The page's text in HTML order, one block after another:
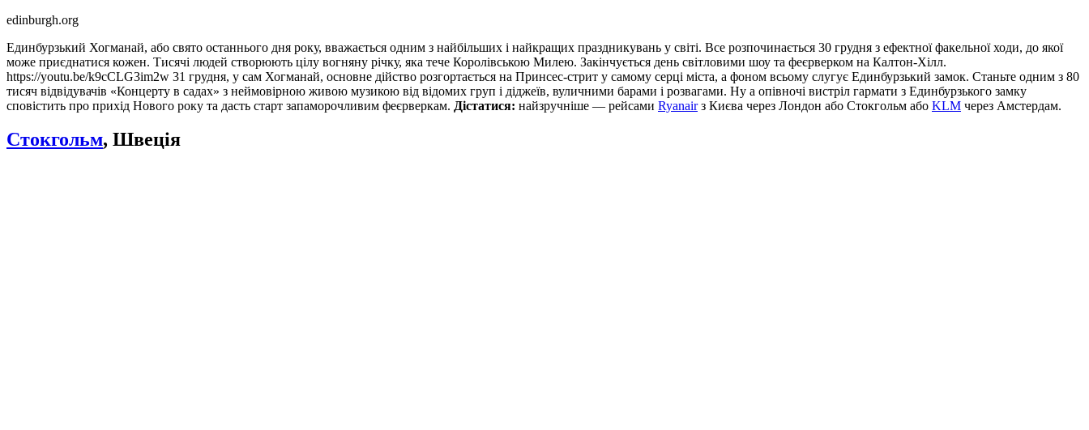
edinburgh.org
Единбурзький Хогманай, або свято останнього дня року, вважається одним з найбільших і найкращих праздникувань у світі. Все розпочинається 30 грудня з ефектної факельної ходи, до якої
може приєднатися кожен. Тисячі людей створюють цілу вогняну річку, яка тече Королівською Милею. Закінчується день світловими шоу та феєрверком на Калтон-Хілл.
https://youtu.be/k9cCLG3im2w 31 грудня, у сам Хогманай, основне дійство розгортається на Принсес-стрит у самому серці міста, а фоном всьому слугує Единбурзький замок. Станьте одним з 80
тисяч відвідувачів «Концерту в садах» з неймовірною живою музикою від відомих груп і діджеїв, вуличними барами і розвагами. Ну а опівночі вистріл гармати з Единбурзького замку
сповістить про прихід Нового року та дасть старт запаморочливим феєрверкам. Дістатися: найзручніше — рейсами Ryanairз Києва через Лондон або Стокгольм або KLM через Амстердам.
Стокгольм, Швеція